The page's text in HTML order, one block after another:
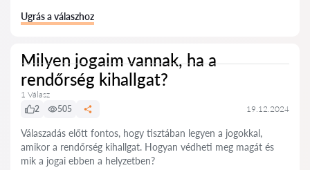
Ugrás a válaszhoz
Milyen jogaim vannak, ha a
rendőrség kihallgat?
1 Válasz
2
505 19.12.2024
Válaszadás előtt fontos, hogy tisztában legyen a jogokkal,
amikor a rendőrség kihallgat. Hogyan védheti meg magát és
mik a jogai ebben a helyzetben?